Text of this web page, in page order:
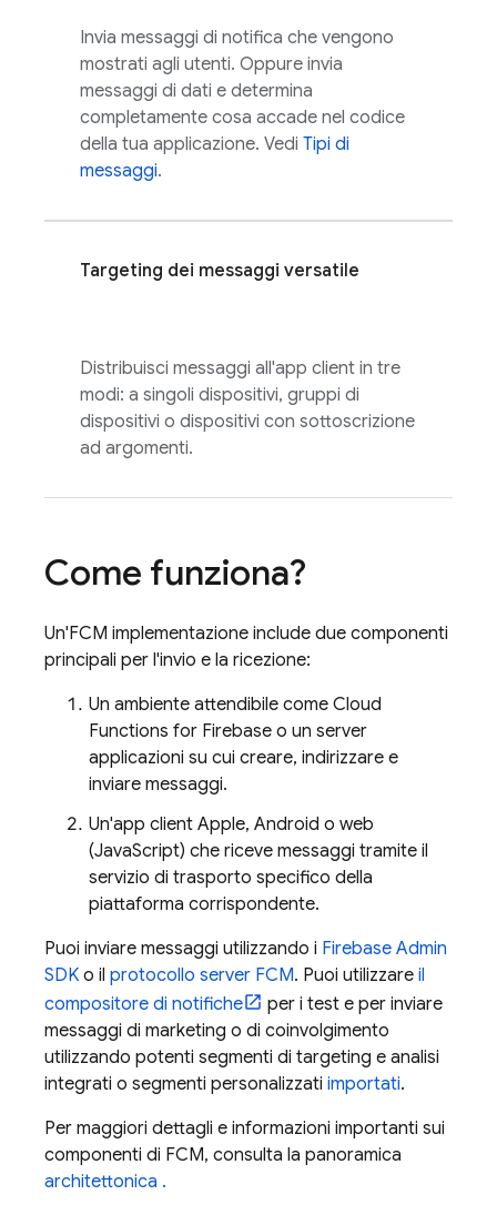
Invia messaggi di notifica che vengono
mostrati agli utenti. Oppure invia
messaggi di dati e determina
completamente cosa accade nel codice
della tua applicazione. Vedi Tipi di
messaggi.
Targeting dei messaggi versatile
Distribuisci messaggi all'app client in tre
modi: a singoli dispositivi, gruppi di
dispositivi o dispositivi con sottoscrizione
ad argomenti.
Come funziona?
Un'FCM implementazione include due componenti
principali per l'invio e la ricezione:
Un ambiente attendibile come Cloud
Functions for Firebase o un server
applicazioni su cui creare, indirizzare e
inviare messaggi.
Un'app client Apple, Android o web
(JavaScript) che riceve messaggi tramite il
servizio di trasporto specifico della
piattaforma corrispondente.
Puoi inviare messaggi utilizzando i Firebase Admin
SDK o il protocollo server FCM. Puoi utilizzare il
compositore di notifiche
per i test e per inviare
messaggi di marketing o di coinvolgimento
utilizzando potenti segmenti di targeting e analisi
integrati o segmenti personalizzati importati.
Per maggiori dettagli e informazioni importanti sui
componenti di FCM, consulta la panoramica
architettonica .